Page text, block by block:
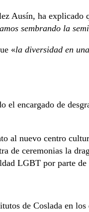
Ausín, ha explicado
sembrando la
«la diversidad en
encargado de
al nuevo centro
de ceremonias la
LGBT por parte
de Coslada en